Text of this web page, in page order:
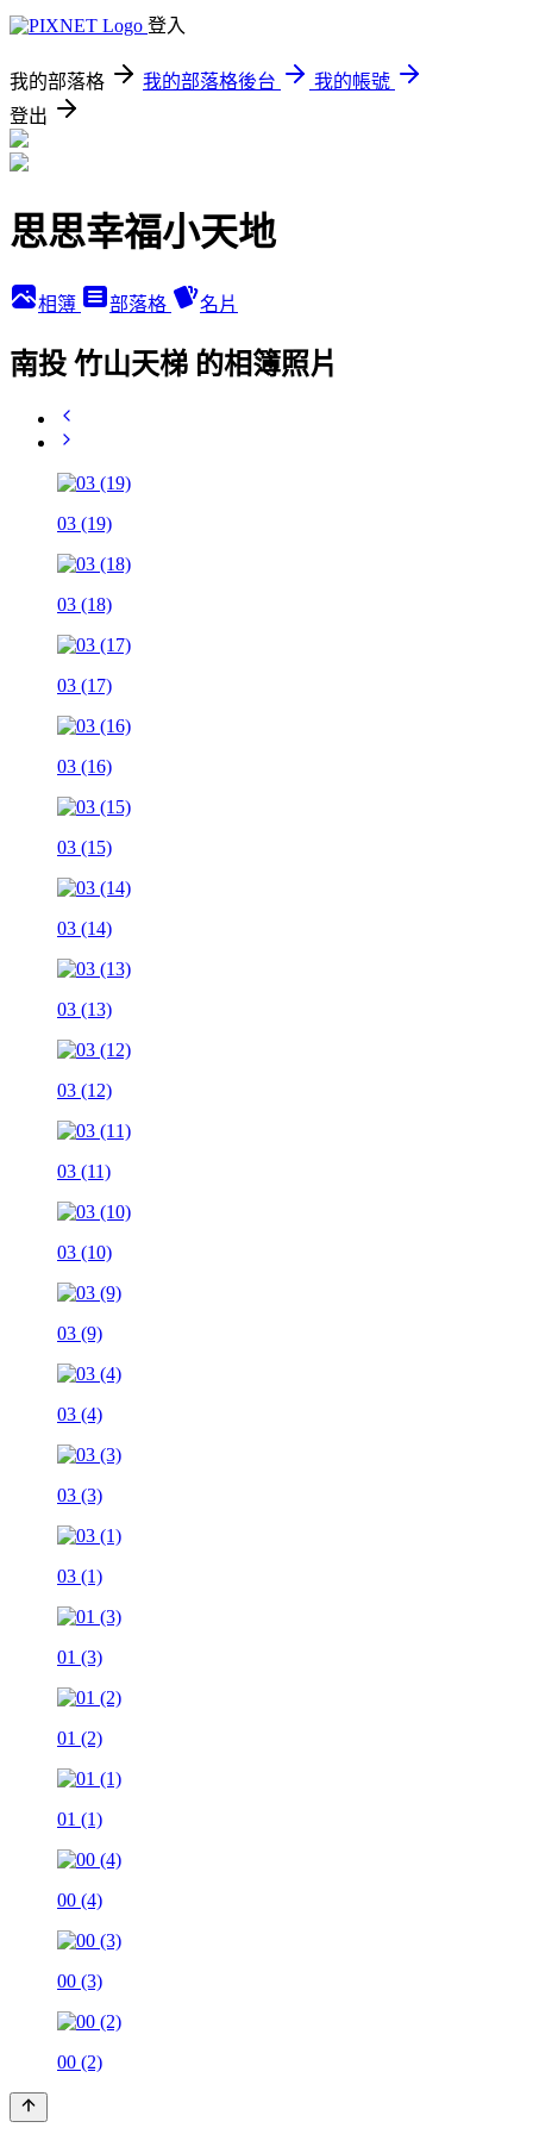
登入
我的部落格 我的部落格後台
我的帳號
登出
思思幸福小天地
相簿 部落格 名片
南投 竹山天梯 的相簿照片
03 (19)
03 (18)
03 (17)
03 (16)
03 (15)
03 (14)
03 (13)
03 (12)
03 (11)
03 (10)
03 (9)
03 (4)
03 (3)
03 (1)
01 (3)
01 (2)
01 (1)
00 (4)
00 (3)
00 (2)